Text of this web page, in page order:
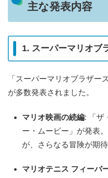
主な発表内容
1. スーパーマリオブ
「スーパーマリオブラザー
が多数発表されました。
マリオ映画の続編: 「ザ
ー・ムービー」が発表
が、さらなる冒険が期待
マリオテニス フィーバ